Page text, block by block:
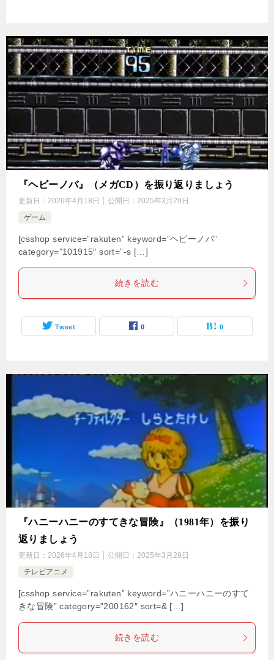
『ヘビーノバ』（メガCD）を振り返りましょう
更新日： 2026年4月18日 公開日： 2025年3月29日
ゲーム
[csshop service=”rakuten” keyword=”ヘビーノバ”
category=”101915″ sort=”-s […]
続きを読む
Tweet 0 0
『ハニーハニーのすてきな冒険』（1981年）を振り
返りましょう
更新日： 2026年4月18日 公開日： 2025年3月29日
テレビアニメ
[csshop service=”rakuten” keyword=”ハニーハニーのすて
きな冒険” category=”200162″ sort=& […]
続きを読む